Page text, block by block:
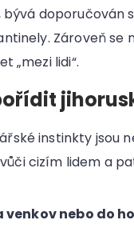
doporučován
Zároveň se
„mezi lidi“.
instinkty jsou
cizím lidem a
venkov nebo do